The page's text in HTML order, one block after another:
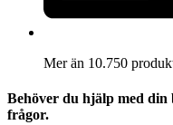
Mer än 10.750
Behöver du hjälp med din
frågor.